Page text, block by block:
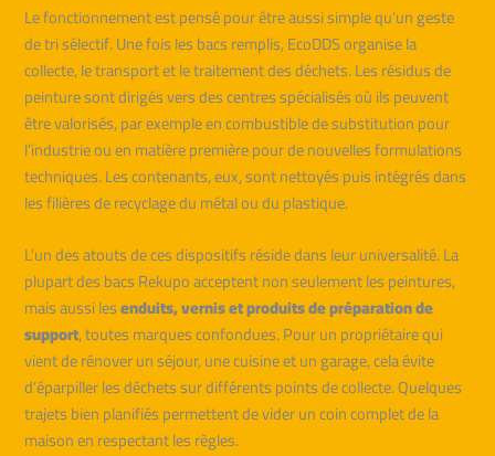
Le fonctionnement est pensé pour être aussi simple qu’un geste
de tri sélectif. Une fois les bacs remplis, EcoDDS organise la
collecte, le transport et le traitement des déchets. Les résidus de
peinture sont dirigés vers des centres spécialisés où ils peuvent
être valorisés, par exemple en combustible de substitution pour
l’industrie ou en matière première pour de nouvelles formulations
techniques. Les contenants, eux, sont nettoyés puis intégrés dans
les filières de recyclage du métal ou du plastique.
L’un des atouts de ces dispositifs réside dans leur universalité. La
plupart des bacs Rekupo acceptent non seulement les peintures,
mais aussi lesenduits, vernis et produits de préparation de
support, toutes marques confondues. Pour un propriétaire qui
vient de rénover un séjour, une cuisine et un garage, cela évite
d’éparpiller les déchets sur différents points de collecte. Quelques
trajets bien planifiés permettent de vider un coin complet de la
maison en respectant les règles.